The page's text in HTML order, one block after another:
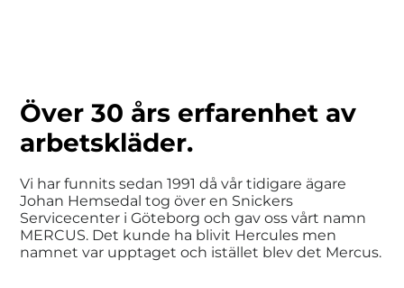
Över 30 års erfarenhet av
arbetskläder.
Vi har funnits sedan 1991 då vår tidigare ägare
Johan Hemsedal tog över en Snickers
Servicecenter i Göteborg och gav oss vårt namn
MERCUS. Det kunde ha blivit Hercules men
namnet var upptaget och istället blev det Mercus.